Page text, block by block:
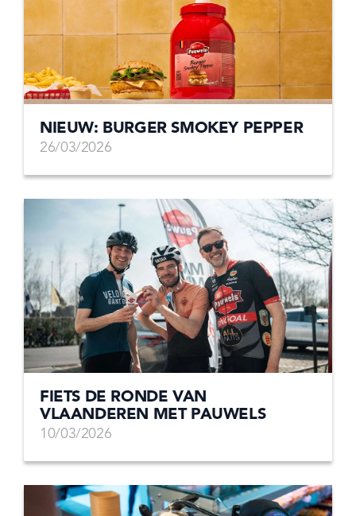
NIEUW: BURGER SMOKEY PEPPER
26/03/2026
FIETS DE RONDE VAN
VLAANDEREN MET PAUWELS
10/03/2026